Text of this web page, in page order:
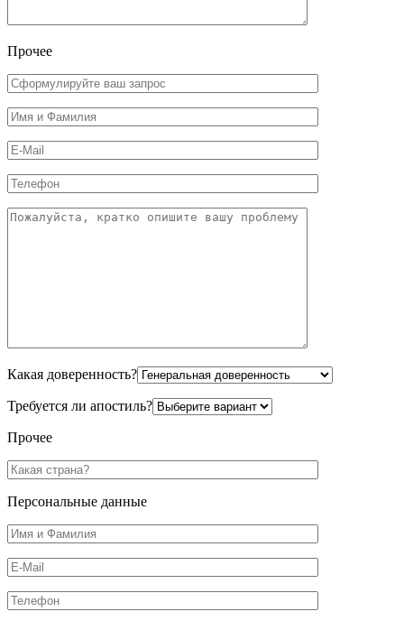
Прочее
Какая доверенность?
Требуется ли апостиль?
Прочее
Персональные данные